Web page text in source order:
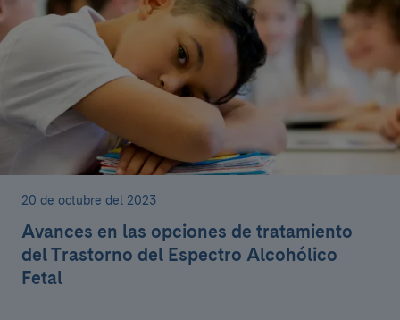
20 de octubre del 2023
Avances en las opciones de tratamiento
del Trastorno del Espectro Alcohólico
Fetal